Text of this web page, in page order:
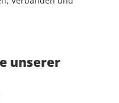
unserer